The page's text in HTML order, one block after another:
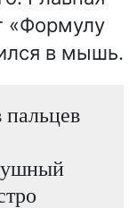
«Формулу
в мышь.